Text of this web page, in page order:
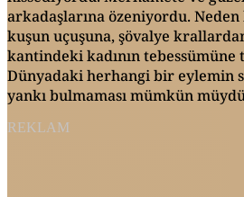
arkadaşlarına özeniyordu.
kuşun uçuşuna, şövalye
kantindeki kadının
Dünyadaki herhangi bir eylemin
yankı bulmaması mümkün
REKLAM